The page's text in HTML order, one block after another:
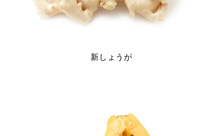
新しょうが